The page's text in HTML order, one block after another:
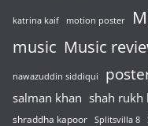
katrina kaif motion poster
music Music
nawazuddin siddiqui
salman khan shah rukh
shraddha kapoor Splitsvilla 8